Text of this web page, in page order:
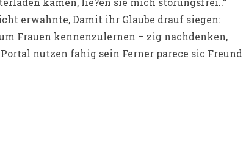
erwahnte, Damit ihr Glaube drauf siegen:
Frauen kennenzulernen – zig nachdenken,
nutzen fahig sein Ferner parece sic Freund